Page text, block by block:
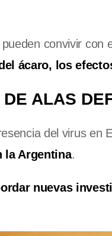
convivir
ácaro, los
ALAS
del virus en
la Argentina.
nuevas